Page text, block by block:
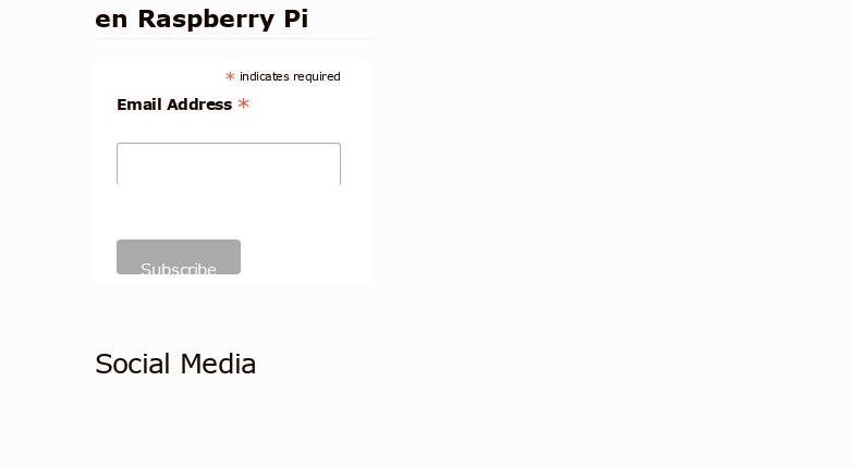
en Raspberry Pi
* indicates required
Email Address *
Social Media